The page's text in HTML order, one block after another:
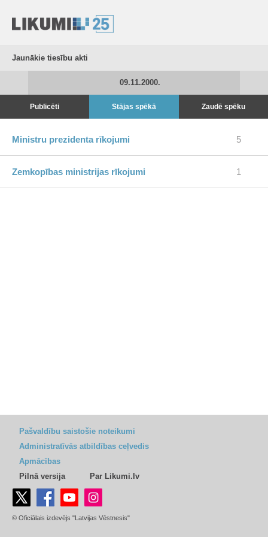
Jaunākie tiesību akti
09.11.2000.
Publicēti Stājas spēkā Zaudē spēku
Ministru prezidenta rīkojumi 5
Zemkopības ministrijas rīkojumi 1
Pašvaldību saistošie noteikumi
Administratīvās atbildības ceļvedis
Apmācības
Pilnā versija
Par Likumi.lv
© Oficiālais izdevējs "Latvijas Vēstnesis"